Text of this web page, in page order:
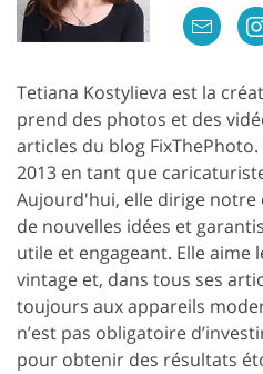
Tetiana Kostylieva est la
prend des photos et des
articles du blog
2013 en tant que
Aujourd'hui, elle dirige
de nouvelles idées et
utile et engageant. Elle aime
vintage et, dans tous ses
toujours aux appareils
n’est pas obligatoire
pour obtenir des résultats